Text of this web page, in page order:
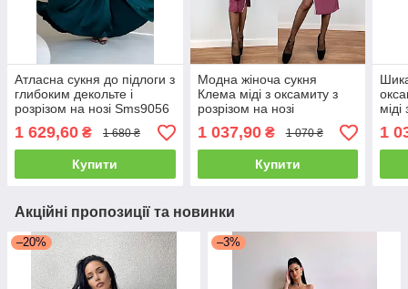
Атласна сукня до підлоги з
глибоким декольте і
розрізом на нозі Sms9056
1 629,60 ₴ 1 680 ₴
Купити
Модна жіноча сукня
Клема міді з оксамиту з
розрізом на нозі
Smmk7868
1 037,90₴ 1 070 ₴
Купити
1
Акційні пропозиції та новинки
–20% –3%